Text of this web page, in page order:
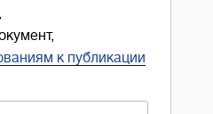
к публикации